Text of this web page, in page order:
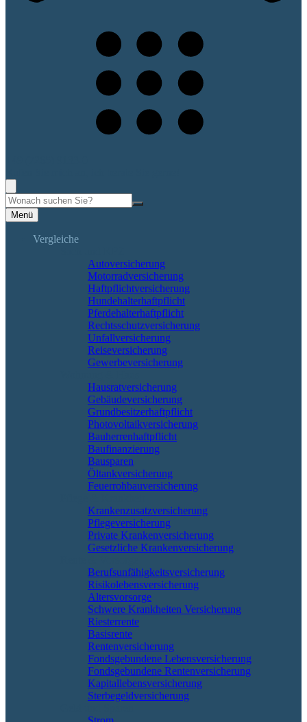
Suche
Menü
Vergleiche
Autoversicherung
Motorradversicherung
Haftpflichtversicherung
Hundehalterhaftpflicht
Pferdehalterhaftpflicht
Rechtsschutzversicherung
Unfallversicherung
Reiseversicherung
Gewerbeversicherung
Hausratversicherung
Gebäudeversicherung
Grundbesitzerhaftpflicht
Photovoltaikversicherung
Bauherrenhaftpflicht
Baufinanzierung
Bausparen
Öltankversicherung
Feuerrohbauversicherung
Krankenzusatzversicherung
Pflegeversicherung
Private Krankenversicherung
Gesetzliche Krankenversicherung
Berufs­unfähigkeitsversicherung
Risikolebensversicherung
Altersvorsorge
Schwere Krankheiten Versicherung
Riesterrente
Basisrente
Rentenversicherung
Fondsgebundene Lebensversicherung
Fondsgebundene Rentenversicherung
Kapitallebensversicherung
Sterbegeldversicherung